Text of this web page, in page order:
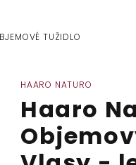
TUŽIDLO
HAARO NATURO
Haaro